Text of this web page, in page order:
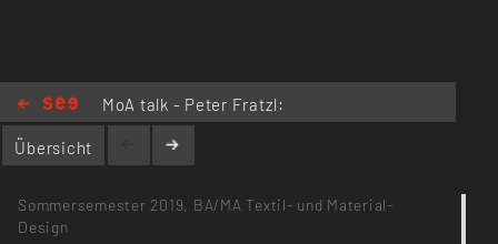
MoA talk - Peter Fratzl:
Biologische Materialien
Übersicht
Sommersemester 2019, BA/MA Textil- und Material-
Design